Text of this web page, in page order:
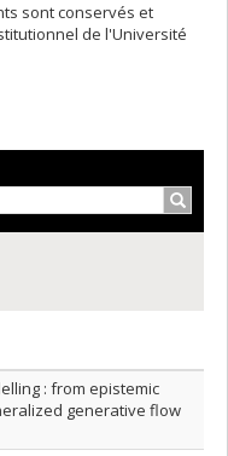
sont conservés et
de l'Université
: from epistemic
generative flow